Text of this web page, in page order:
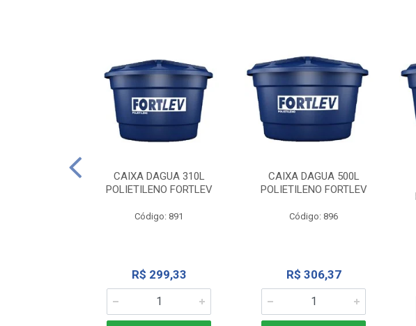
CAIXA DAGUA 310L
POLIETILENO FORTLEV
Código: 891
R$ 299,33
CAIXA DAGUA 500L
POLIETILENO FORTLEV
Código: 896
R$ 306,37